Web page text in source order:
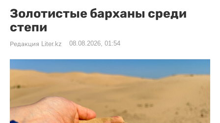
Золотистые барханы среди
степи
Редакция Liter.kz 08.08.2026, 01:54